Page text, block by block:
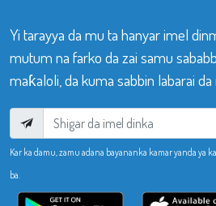
Yi tarayya da mu ta hanyar imel
mutum na farko da zai samu
maƙaloli, da kuma sabbin labarai
Kar ka damu, zamu adana bayananka kamar yanda ya
ba.